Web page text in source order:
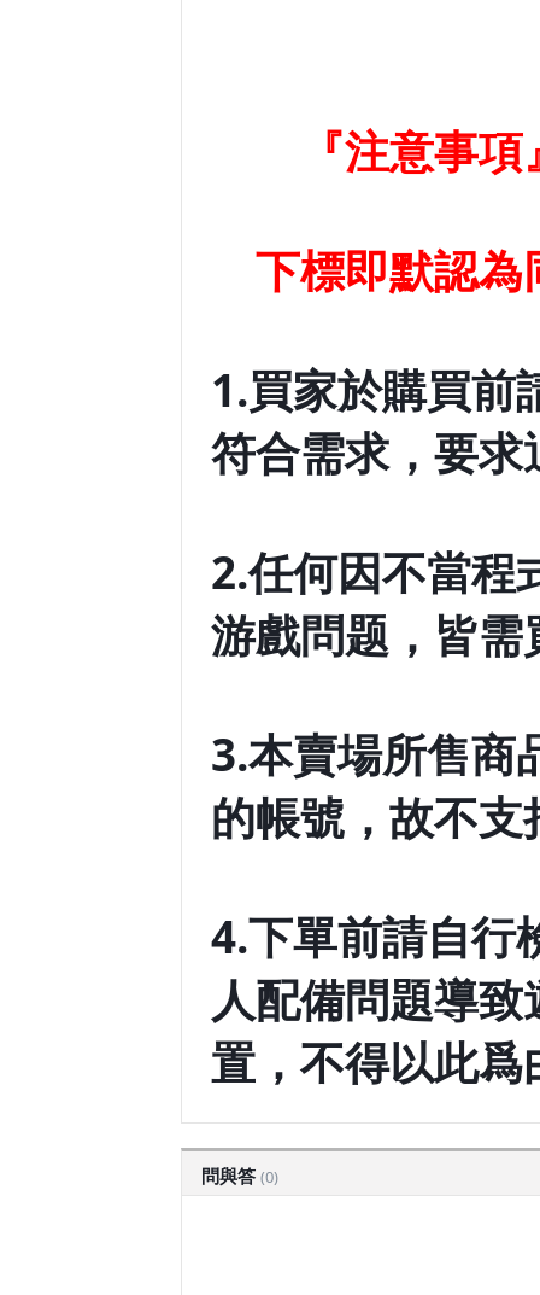
『注意事項
下標即默認為
1.買家於購買前
符合需求，要
2.任何因不當程
游戲問题，皆
3.本賣場所售商
的帳號，故不
4.下單前請自行
人配備問題導
置，不得以此
問與答 (0)